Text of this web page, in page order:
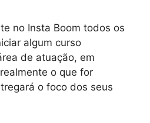
no Insta Boom todos os
algum curso
de atuação, em
o que for
o foco dos seus